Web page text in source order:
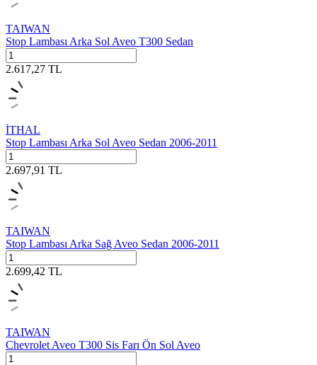
TAIWAN
Stop Lambası Arka Sol Aveo T300 Sedan
2.617,27 TL
İTHAL
Stop Lambası Arka Sol Aveo Sedan 2006-2011
2.697,91 TL
TAIWAN
Stop Lambası Arka Sağ Aveo Sedan 2006-2011
2.699,42 TL
TAIWAN
Chevrolet Aveo T300 Sis Farı Ön Sol Aveo